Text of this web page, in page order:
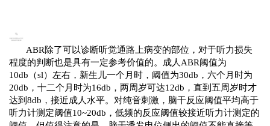
ABR除了可以诊断听觉通路上病变的部位，对于听力损失
程度的判断也是具有一定参考价值的。成人ABR阈值为
10db（sl）左右，新生儿一个月时，阈值为30db，六个月时为
20db，十二个月时为16db，两周岁可达12db，直到五周岁时才
达到8db，接近成人水平。对纯音刺激，脑干反应阈值平均高于
听力计测定阈值10~20db，低频的反应阈值较接近听力计测定的